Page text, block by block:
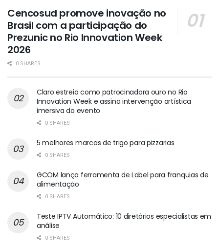
Cencosud promove inovação no
Brasil com a participação do
Prezunic no Rio Innovation Week
2026
0 SHARES
Claro estreia como patrocinadora ouro no Rio
Innovation Week e assina intervenção artística
imersiva do evento
0 SHARES
5 melhores marcas de trigo para pizzarias
0 SHARES
GCOM lança ferramenta de Label para franquias de
alimentação
0 SHARES
Teste IPTV Automático: 10 diretórios especialistas em
análise
0 SHARES